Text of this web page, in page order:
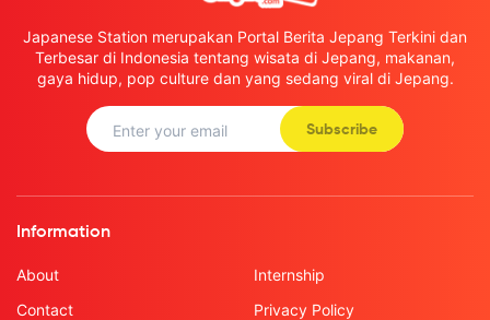
Japanese Station merupakan Portal Berita Jepang Terkini dan
Terbesar di Indonesia tentang wisata di Jepang, makanan,
gaya hidup, pop culture dan yang sedang viral di Jepang.
Subscribe
Information
About
Contact
Internship
Privacy Policy